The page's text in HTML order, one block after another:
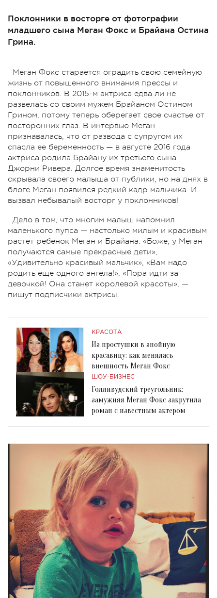
Поклонники в восторге от фотографии
младшего сына Меган Фокс и Брайана Остина
Грина.
Меган Фокс старается оградить свою семейную
жизнь от повышенного внимания прессы и
поклонников. В 2015-м актриса едва ли не
развелась со своим мужем Брайаном Остином
Грином, потому теперь оберегает свое счастье от
посторонних глаз. В интервью Меган
признавалась, что от развода с супругом их
спасла ее беременность — в августе 2016 года
актриса родила Брайану их третьего сына
Джорни Ривера. Долгое время знаменитость
скрывала своего малыша от публики, но на днях в
блоге Меган появился редкий кадр мальчика. И
вызвал небывалый восторг у поклонников!
Дело в том, что многим малыш напомнил
маленького пупса — настолько милым и красивым
растет ребенок Меган и Брайана. «Боже, у Меган
получаются самые прекрасные дети»,
«Удивительно красивый мальчик», «Вам надо
родить еще одного ангела!», «Пора идти за
девочкой! Она станет королевой красоты», —
пишут подписчики актрисы.
КРАСОТА
Из простушки в знойную
красавицу: как менялась
внешность Меган Фокс
ШОУ-БИЗНЕС
Голливудский треугольник:
замужняя Меган Фокс закрутила
роман с известным актером